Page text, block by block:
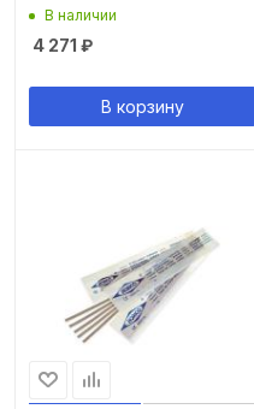
В наличии
4 271 ₽
В корзину